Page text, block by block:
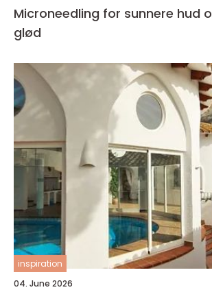
Microneedling for sunnere hud
glød
inspiration
04. June 2026